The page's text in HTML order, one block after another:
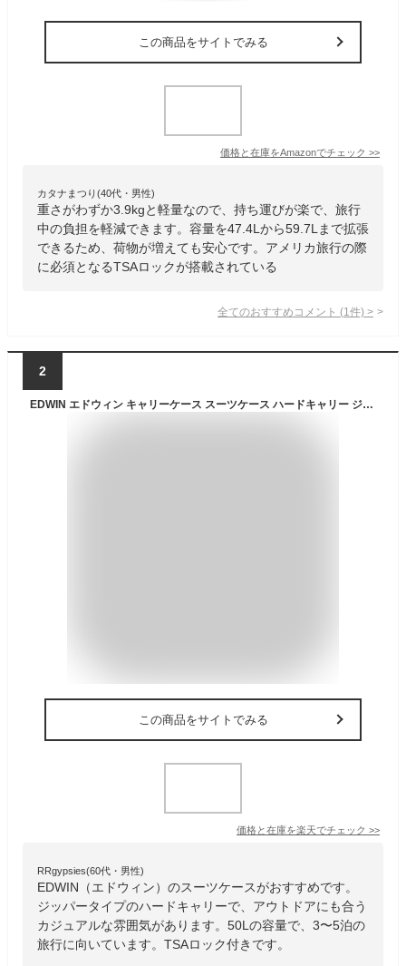
この商品をサイトでみる
価格と在庫をAmazonでチェック >>
カタナまつり(40代・男性)
重さがわずか3.9kgと軽量なので、持ち運びが楽で、旅行
中の負担を軽減できます。容量を47.4Lから59.7Lまで拡張
できるため、荷物が増えても安心です。アメリカ旅行の際
に必須となるTSAロックが搭載されている
全てのおすすめコメント (1 件) >
2
EDWIN エドウィン キャリーケース スーツケース ハードキャリー ジッパータイプ 軽量 4輪 TSAロック 出張 旅行 修学旅行 卒業旅行 国内 海外 Mサイズ 3〜5泊 50L メンズ レディース 男女兼用 0411485【SS2409】
この商品をサイトでみる
価格と在庫を楽天でチェック >>
RRgypsies(60代・男性)
EDWIN（エドウィン）のスーツケースがおすすめです。
ジッパータイプのハードキャリーで、アウトドアにも合う
カジュアルな雰囲気があります。50Lの容量で、3〜5泊の
旅行に向いています。TSAロック付きです。